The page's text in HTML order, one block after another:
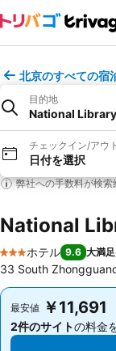
北京のすべての宿
目的地
National
チェックイン/アウト
日付を選択
弊社への手数料が検
National
3 ホテルのランク
ホテル 9.6 大満足
33 South
最安値 ￥11,691
2件のサイトの料金
最安値 ￥11,691
2件のサイトの料金